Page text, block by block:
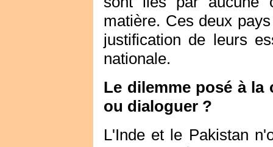
matière. Ces deux
justification de leurs
nationale.
Le dilemme posé à
ou dialoguer ?
L'Inde et le Pakistan